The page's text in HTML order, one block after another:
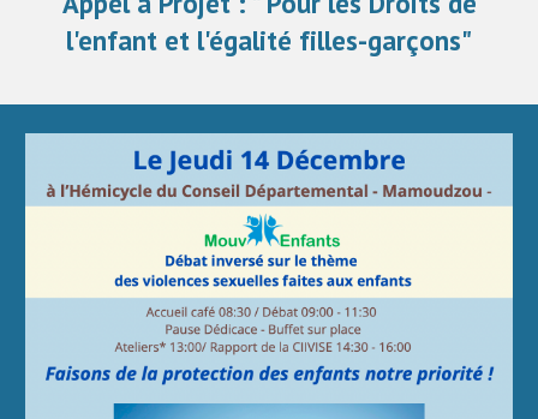
l'enfant et l'égalité filles-garçons"